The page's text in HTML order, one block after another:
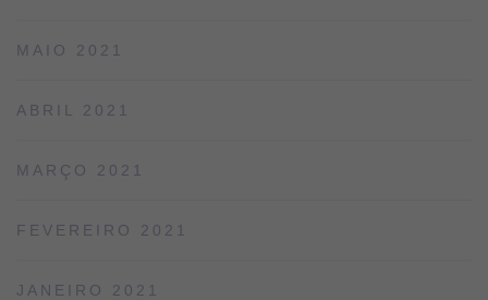
MAIO 2021
ABRIL 2021
MARÇO 2021
FEVEREIRO 2021
JANEIRO 2021